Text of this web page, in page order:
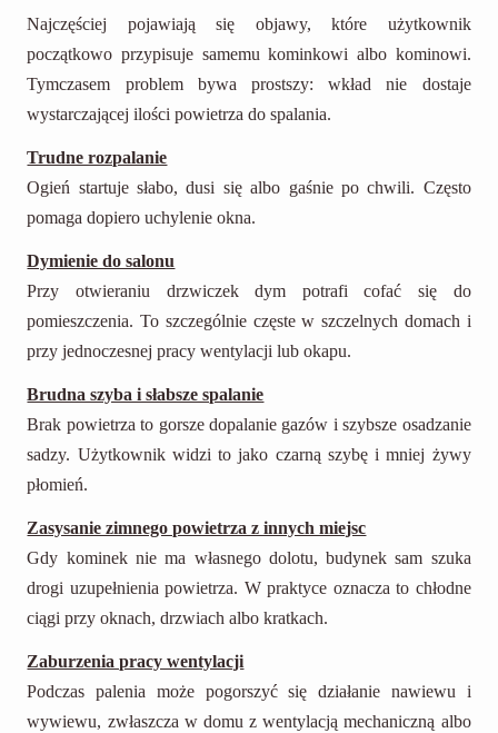
Najczęściej pojawiają się objawy, które użytkownik
początkowo przypisuje samemu kominkowi albo kominowi.
Tymczasem problem bywa prostszy: wkład nie dostaje
wystarczającej ilości powietrza do spalania.
Trudne rozpalanie
Ogień startuje słabo, dusi się albo gaśnie po chwili. Często
pomaga dopiero uchylenie okna.
Dymienie do salonu
Przy otwieraniu drzwiczek dym potrafi cofać się do
pomieszczenia. To szczególnie częste w szczelnych domach i
przy jednoczesnej pracy wentylacji lub okapu.
Brudna szyba i słabsze spalanie
Brak powietrza to gorsze dopalanie gazów i szybsze osadzanie
sadzy. Użytkownik widzi to jako czarną szybę i mniej żywy
płomień.
Zasysanie zimnego powietrza z innych miejsc
Gdy kominek nie ma własnego dolotu, budynek sam szuka
drogi uzupełnienia powietrza. W praktyce oznacza to chłodne
ciągi przy oknach, drzwiach albo kratkach.
Zaburzenia pracy wentylacji
Podczas palenia może pogorszyć się działanie nawiewu i
wywiewu, zwłaszcza w domu z wentylacją mechaniczną albo